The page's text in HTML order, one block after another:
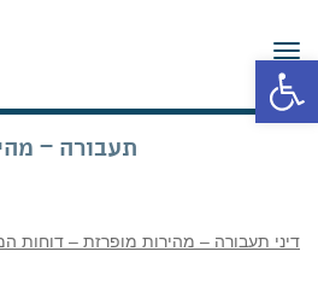
פתח סרגל נגישות
תפריט
תעבורה –
דיני תעבורה – מהירות מופרזת – דוחות